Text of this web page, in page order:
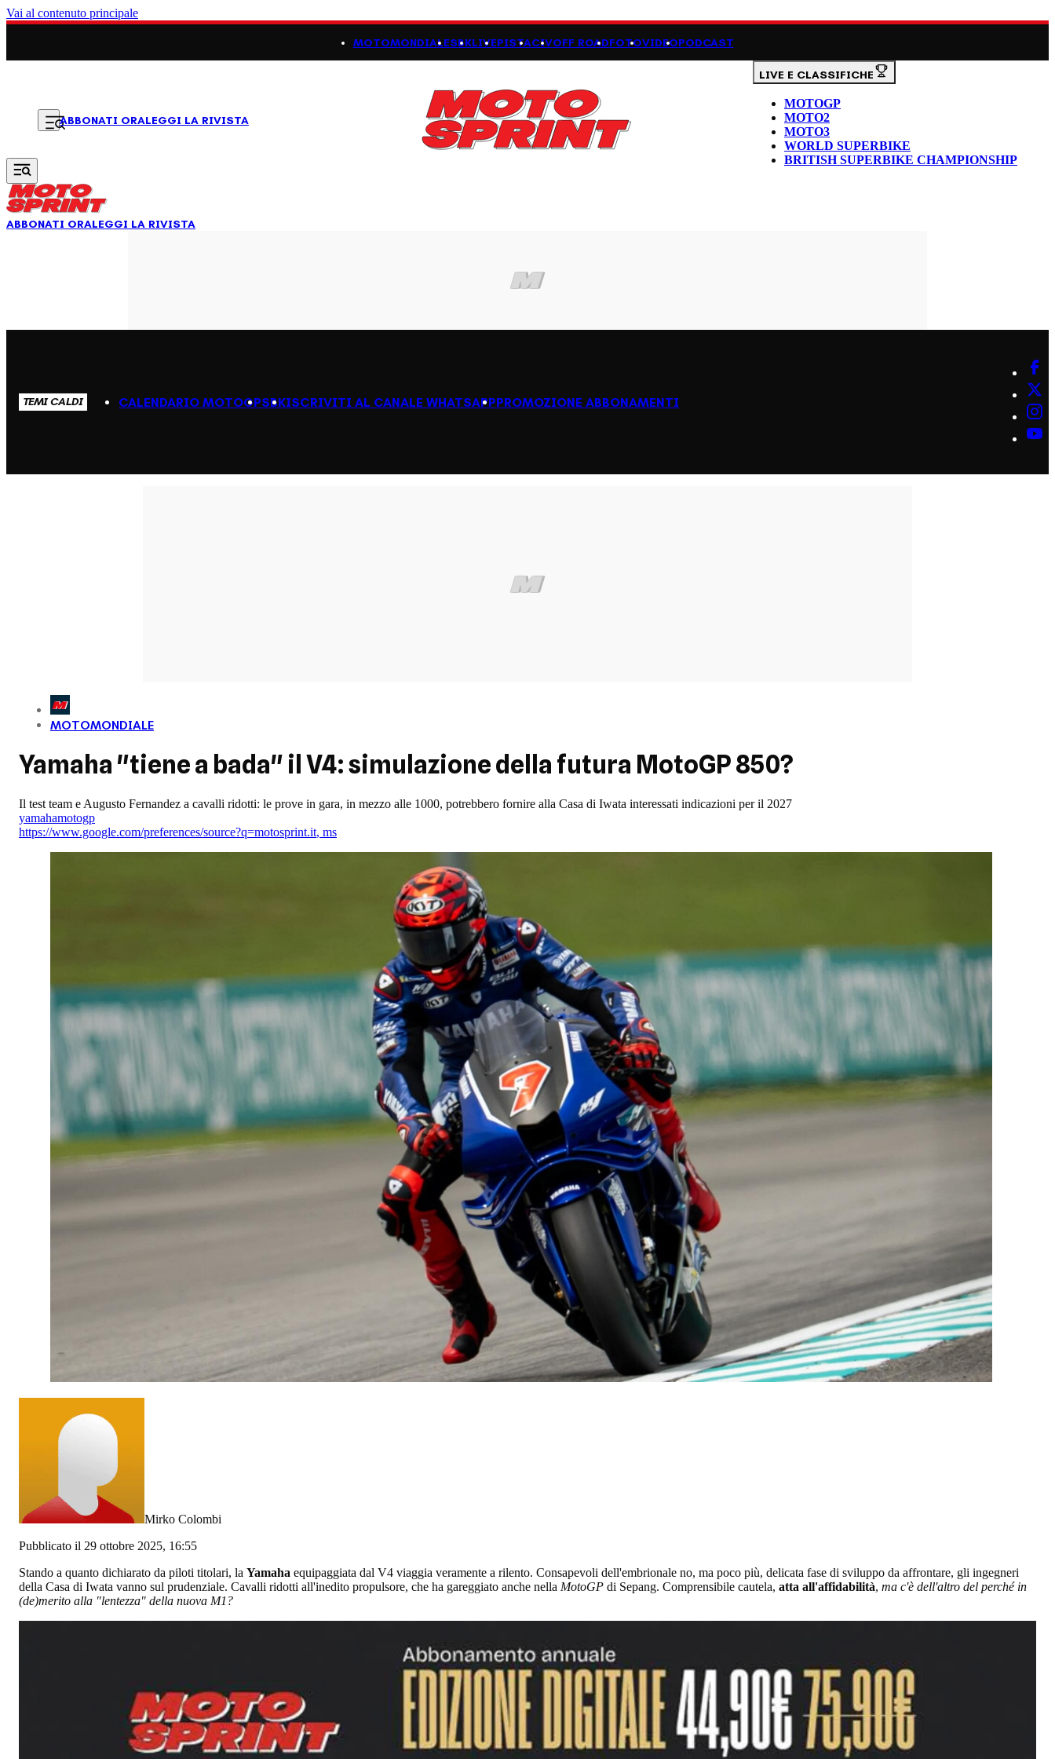
Vai al contenuto principale
MOTOMONDIALESBKLIVEPISTACIVOFF ROADFOTOVIDEOPODCAST
ABBONATI ORALEGGI LA RIVISTA
LIVE E CLASSIFICHE
MOTOGP
MOTO2
MOTO3
WORLD SUPERBIKE
BRITISH SUPERBIKE CHAMPIONSHIP
ABBONATI ORALEGGI LA RIVISTA
TEMI CALDI CALENDARIO MOTOGPSBKISCRIVITI AL CANALE WHATSAPPPROMOZIONE ABBONAMENTI
MOTOMONDIALE
Yamaha "tiene a bada" il V4: simulazione della futura MotoGP 850?
Il test team e Augusto Fernandez a cavalli ridotti: le prove in gara, in mezzo alle 1000, potrebbero fornire alla Casa di Iwata interessati indicazioni per il 2027
yamahamotogp
https://www.google.com/preferences/source?q=motosprint.it, ms
Mirko Colombi
Pubblicato il 29 ottobre 2025, 16:55
Stando a quanto dichiarato da piloti titolari, la Yamaha equipaggiata dal V4 viaggia veramente a rilento. Consapevoli dell'embrionale no, ma poco più, delicata fase di sviluppo da affrontare, gli ingegneri
della Casa di Iwata vanno sul prudenziale. Cavalli ridotti all'inedito propulsore, che ha gareggiato anche nella MotoGP di Sepang. Comprensibile cautela, atta all'affidabilità, ma c'è dell'altro del perché in
(de)merito alla "lentezza" della nuova M1?